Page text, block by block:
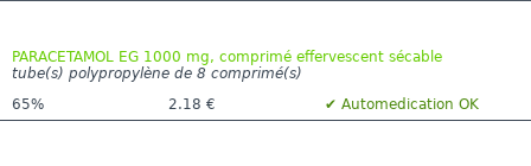
PARACETAMOL EG 1000 mg, comprimé effervescent sécable
tube(s) polypropylène de 8 comprimé(s)
65%
2.18 € ✔ Automedication OK